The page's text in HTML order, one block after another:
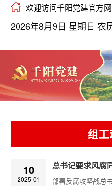
欢迎访问千阳党建官方网
2026年8月9日 星期日 农
组
10
2025-01
总书记要求风腐
部署反腐攻坚战总